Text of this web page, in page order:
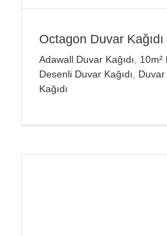
Octagon Duvar Kağıdı
Adawall Duvar Kağıdı, 10m²
Desenli Duvar Kağıdı, Duvar
Kağıdı